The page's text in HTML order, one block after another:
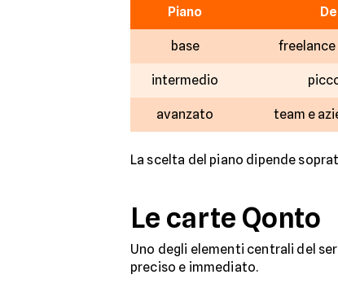
Piano
base
intermedio
avanzato team e
La scelta del piano dipende
Le carte Qonto
Uno degli elementi centrali del
preciso e immediato.